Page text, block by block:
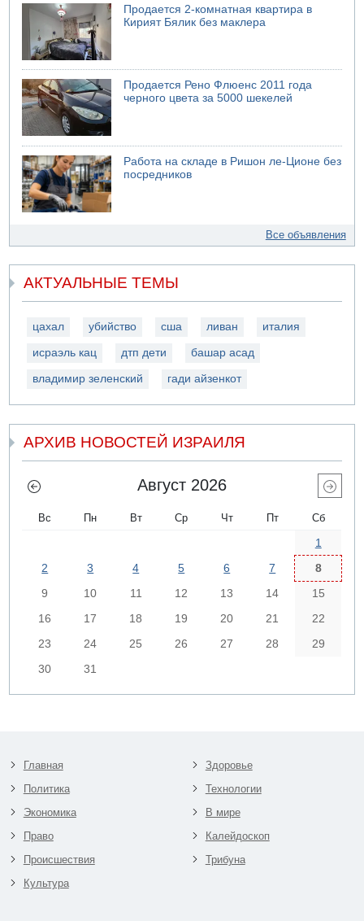
Продается 2-комнатная квартира в
Кирият Бялик без маклера
Продается Рено Флюенс 2011 года
черного цвета за 5000 шекелей
Работа на складе в Ришон ле-Ционе без
посредников
Все объявления
АКТУАЛЬНЫЕ ТЕМЫ
цахал убийство сша ливан италия
исраэль кац дтп дети башар асад
владимир зеленский гади айзенкот
АРХИВ НОВОСТЕЙ ИЗРАИЛЯ
Август 2026
Вс Пн Вт Ср Чт Пт Сб
1
2
3 4 5 6 7
8
9
10 11 12 13 14
15
16
17 18 19 20 21
22
23
24 25 26 27 28
29
30
31
Главная
Политика
Экономика
Право
Происшествия
Культура
Здоровье
Технологии
В мире
Калейдоскоп
Трибуна